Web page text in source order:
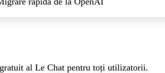
al Le Chat pentru toți utilizatorii.